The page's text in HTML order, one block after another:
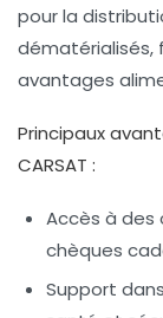
pour la
dématérialisés,
avantages
Principaux
CARSAT :
Accès à
chèques
Support